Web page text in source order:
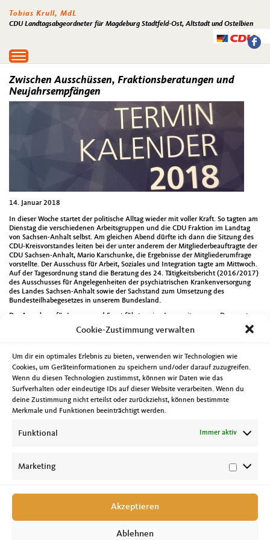
Cookie-Zustimmung verwalten
Um dir ein optimales Erlebnis zu bieten, verwenden wir Technologien wie
Cookies, um Geräteinformationen zu speichern und/oder darauf zuzugreifen.
Wenn du diesen Technologien zustimmst, können wir Daten wie das
Surfverhalten oder eindeutige IDs auf dieser Website verarbeiten. Wenn du
deine Zustimmung nicht erteilst oder zurückziehst, können bestimmte
Merkmale und Funktionen beeinträchtigt werden.
Funktional Immer aktiv
Marketing
Akzeptieren
Ablehnen
Tobias Krull, MdL
CDU Landtagsabgeordneter für Magdeburg Stadtfeld-Ost, Altstadt und Ostelbien
Toggle
navigation
Zwischen Ausschüssen, Fraktionsberatungen und
Neujahrsempfängen
14. Januar 2018
In dieser Woche startet der politische Alltag wieder mit voller Kraft. So tagten am
Dienstag die verschiedenen Arbeitsgruppen und die CDU Fraktion im Landtag
von Sachsen-Anhalt selbst. Am gleichen Abend dürfte ich dann die Sitzung des
CDU-Kreisvorstandes leiten bei der unter anderem der Mitgliederbeauftragte der
CDU Sachsen-Anhalt, Mario Karschunke, die Ergebnisse der Mitgliederumfrage
vorstellte. Der Ausschuss für Arbeit, Soziales und Integration tagte am Mittwoch.
Auf der Tagesordnung stand die Beratung des 24. Tätigkeitsbericht (2016/2017)
des Ausschusses für Angelegenheiten der psychiatrischen Krankenversorgung
des Landes Sachsen-Anhalt sowie der Sachstand zum Umsetzung des
Bundesteilhabegesetzes in unserem Bundesland.
Der Ausschuss für Inneres und Sport führte seine Januarsitzung am Donnerstag
durch. Unter den 14 Tagesordnungspunkten wurden fanden sich unter anderem
der Entwurf eines Gesetzes zur Organisationsfortentwicklung des
Landtagsbeschluss „Kinder vor sexualisierter Gewalt schützen“.
Typisch für diese Zeit des Jahres finden natürlich auch zahlreiche
Neujahrsempfänge statt. In dieser Woche habe ich beispielsweise die
Neujahrsempfänge der Landeshauptstadt und der Verbände der Heilberufe
genutzt um entsprechende Kontakte zu pflegen und Projekte sowie Termine zu
besprechen. Die Jahresversammlung der Deutsch-Japanischen-Gesellschaft
Sachsen-Anhalt stand dann am Samstag auf meinem Tagesplan. Natürlich ist da
Die Ergebnisse der Sondierungen auf Bundesebene bewerte ich überwiegend
auch bereit sein Regierungsverantwortung zu übernehmen.